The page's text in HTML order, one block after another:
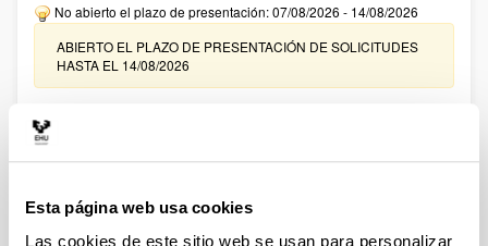
Esta página web usa cookies
Las cookies de este sitio web se usan para personalizar
No abierto el plazo de presentación: 07/08/2026 - 14/08/2026
ABIERTO EL PLAZO DE PRESENTACIÓN DE SOLICITUDES
HASTA EL 14/08/2026
Ayudas para financiación de la adquisición y renovación de
infraestructura científica y fondos bibliográficos en la
UPV/EHU 2026
25/03/2026: Corrección de errores del listado provisional de
solicitudes admitidas y excluidas. 23/03/2026: Relación